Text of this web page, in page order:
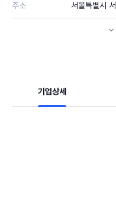
주소
서울특별시
기업상세